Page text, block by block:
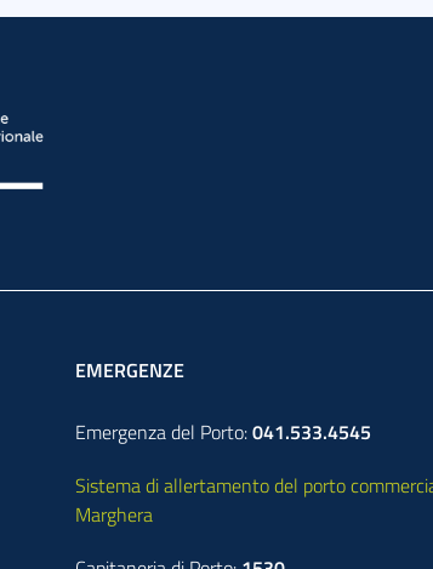
EMERGENZE
Emergenza del Porto:041.533.4545
Sistema di allertamento del porto
Marghera